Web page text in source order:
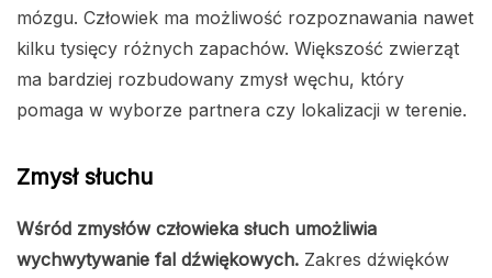
mózgu. Człowiek ma możliwość rozpoznawania nawet
kilku tysięcy różnych zapachów. Większość zwierząt
ma bardziej rozbudowany zmysł węchu, który
pomaga w wyborze partnera czy lokalizacji w terenie.
Zmysł słuchu
Wśród zmysłów człowieka słuch umożliwia
wychwytywanie fal dźwiękowych. Zakres dźwięków